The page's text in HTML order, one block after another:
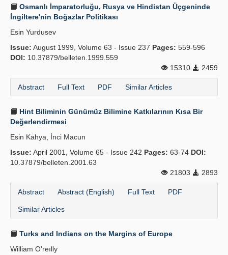
Osmanlı İmparatorluğu, Rusya ve Hindistan Üçgeninde
İngiltere'nin Boğazlar Politikası
Esin Yurdusev
Issue: August 1999, Volume 63 - Issue 237 Pages: 559-596
DOI: 10.37879/belleten.1999.559
15310
2459
Abstract Full Text PDF Similar Articles
Hint Biliminin Günümüz Bilimine Katkılarının Kısa Bir
Değerlendirmesi
Esin Kahya, İnci Macun
Issue: April 2001, Volume 65 - Issue 242 Pages: 63-74 DOI:
10.37879/belleten.2001.63
21803
2893
Abstract Abstract (English) Full Text PDF
Similar Articles
Turks and Indians on the Margins of Europe
William O'reılly